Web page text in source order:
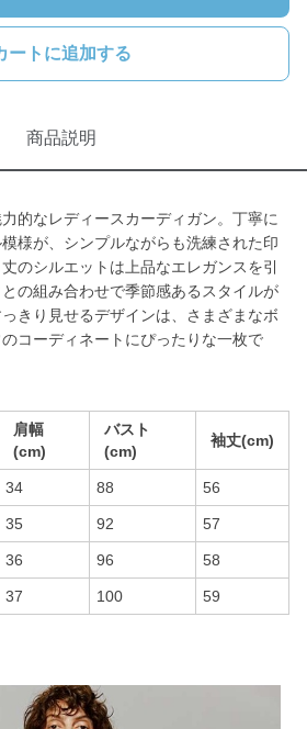
ートに追加する
商品説明
的なレディースカーディガン。丁寧に
様が、シンプルながらも洗練された印
のシルエットは上品なエレガンスを引
の組み合わせで季節感あるスタイルが
きり見せるデザインは、さまざまなボ
コーディネートにぴったりな一枚で
肩幅
(cm)
バスト
(cm)
袖丈(cm)
34 88 56
35 92 57
36 96 58
37 100 59